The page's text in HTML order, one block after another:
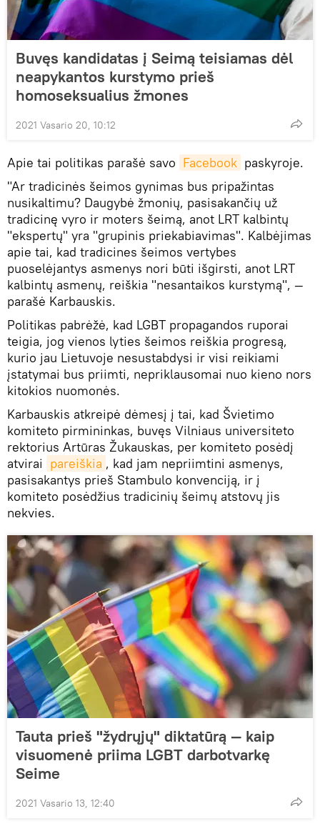
Buvęs kandidatas į Seimą teisiamas dėl
neapykantos kurstymo prieš
homoseksualius žmones
2021 Vasario 20, 10:12
Apie tai politikas parašė savo Facebook paskyroje.
"Ar tradicinės šeimos gynimas bus pripažintas
nusikaltimu? Daugybė žmonių, pasisakančių už
tradicinę vyro ir moters šeimą, anot LRT kalbintų
"ekspertų" yra "grupinis priekabiavimas". Kalbėjimas
apie tai, kad tradicines šeimos vertybes
puoselėjantys asmenys nori būti išgirsti, anot LRT
kalbintų asmenų, reiškia "nesantaikos kurstymą", —
parašė Karbauskis.
Politikas pabrėžė, kad LGBT propagandos ruporai
teigia, jog vienos lyties šeimos reiškia progresą,
kurio jau Lietuvoje nesustabdysi ir visi reikiami
įstatymai bus priimti, nepriklausomai nuo kieno nors
kitokios nuomonės.
Karbauskis atkreipė dėmesį į tai, kad Švietimo
komiteto pirmininkas, buvęs Vilniaus universiteto
rektorius Artūras Žukauskas, per komiteto posėdį
atvirai pareiškia , kad jam nepriimtini asmenys,
pasisakantys prieš Stambulo konvenciją, ir į
komiteto posėdžius tradicinių šeimų atstovų jis
nekvies.
Tauta prieš "žydrųjų" diktatūrą — kaip
visuomenė priima LGBT darbotvarkę
Seime
2021 Vasario 13, 12:40